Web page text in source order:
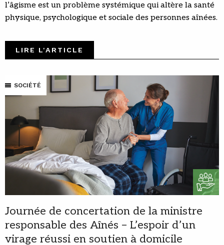
l’âgisme est un problème systémique qui altère la santé
physique, psychologique et sociale des personnes aînées.
LIRE L'ARTICLE
SOCIÉTÉ
Journée de concertation de la ministre
responsable des Aînés – L’espoir d’un
virage réussi en soutien à domicile